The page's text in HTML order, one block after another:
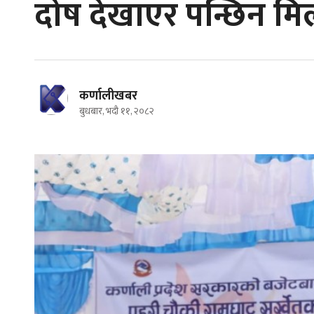
दोष देखाएर पन्छिन
कर्णालीखबर
बुधबार, भदौ ११, २०८२